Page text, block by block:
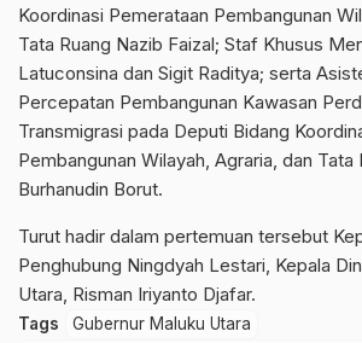
Koordinasi Pemerataan Pembangunan
Tata Ruang Nazib Faizal; Staf Khusus
Latuconsina dan Sigit Raditya; serta
Percepatan Pembangunan Kawasan
Transmigrasi pada Deputi Bidang
Pembangunan Wilayah, Agraria, dan Tata
Burhanudin Borut.
Turut hadir dalam pertemuan tersebut
Penghubung Ningdyah Lestari, Kepala
Utara, Risman Iriyanto Djafar.
Tags
Gubernur Maluku Utara